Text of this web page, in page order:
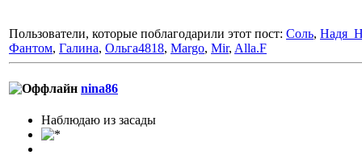
Пользователи, которые поблагодарили этот пост: Соль,
Фантом, Галина, Ольга4818, Margo, Mir, Alla.F
nina86
Наблюдаю из засады